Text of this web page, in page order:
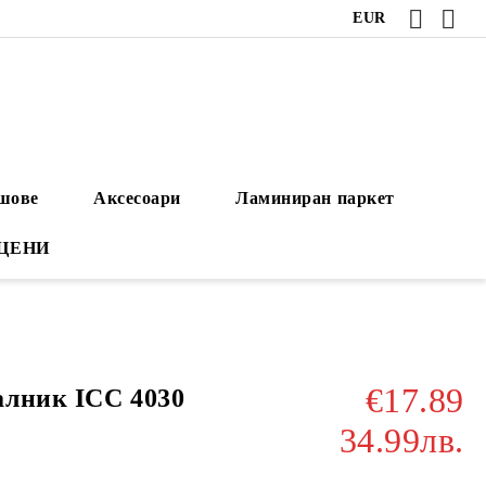
EUR
Аксесоари Ламиниран паркет
ICC 4030
€17.89
34.99лв.